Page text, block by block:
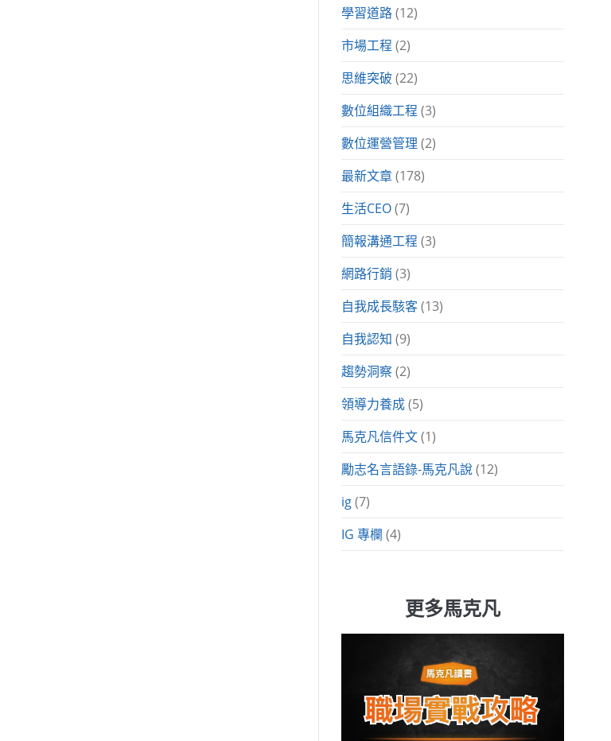
學習道路 (12)
市場工程 (2)
思維突破 (22)
數位組織工程 (3)
數位運營管理 (2)
最新文章 (178)
生活CEO (7)
簡報溝通工程 (3)
網路行銷 (3)
自我成長駭客 (13)
自我認知 (9)
趨勢洞察 (2)
領導力養成 (5)
馬克凡信件文 (1)
勵志名言語錄-馬克凡說 (12)
ig (7)
IG 專欄 (4)
更多馬克凡